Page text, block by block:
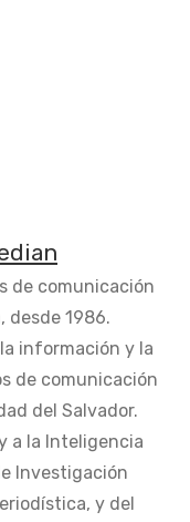
de comunicación
desde 1986.
información y la
de comunicación
del Salvador.
a la Inteligencia
Investigación
y del